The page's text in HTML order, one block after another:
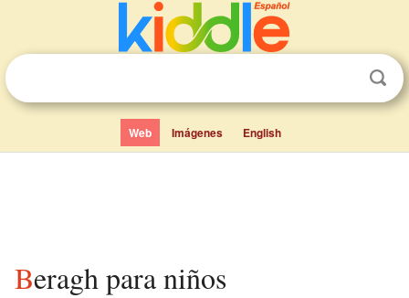
Web Imágenes English
Beragh para niños